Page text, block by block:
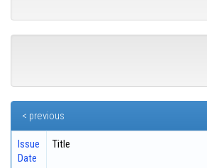
< previous
Issue
Date
Title